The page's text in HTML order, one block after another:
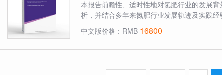
本报告前瞻性、适时性地对氮肥行业的发展
析，并结合多年来氮肥行业发展轨迹及实践
中文版价格：RMB 16800